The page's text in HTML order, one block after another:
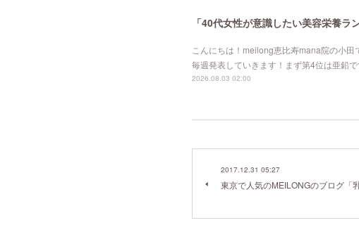
「40代女性が意識したい美容栄養
こんにちは！meilong恵比寿mana院の小
毎週発表していきます！まず第4位は亜鉛
2026.08.03 02:00
2017.12.31 05:27
東京で人気のMEILONGのブログ「